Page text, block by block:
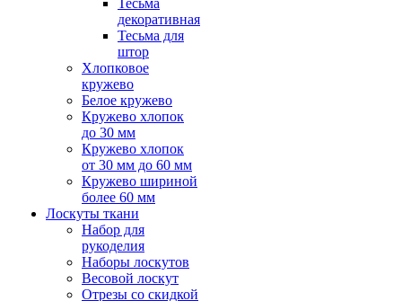
Тесьма
декоративная
Тесьма для
штор
Хлопковое
кружево
Белое кружево
Кружево хлопок
до 30 мм
Кружево хлопок
от 30 мм до 60 мм
Кружево шириной
более 60 мм
Лоскуты ткани
Набор для
рукоделия
Наборы лоскутов
Весовой лоскут
Отрезы со скидкой